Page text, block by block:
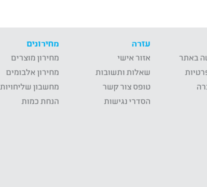
באתר
עזרה
אזור אישי
שאלות ותשובות
טופס צור קשר
הסדרי נגישות
מחירונים
מחירון מוצרים
מחירון אלבומים
מחשבון שליחויות
הנחת כמות